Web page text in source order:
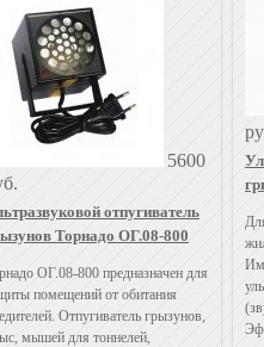
5600
отпугиватель
Торнадо ОГ.08-800
ОГ.08-800 предназначен для
помещений от обитания
Отпугиватель грызунов,
мышей для тоннелей,